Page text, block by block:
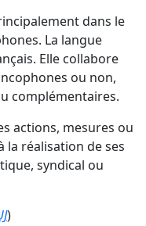
dans le
La langue
Elle collabore
ou non,
complémentaires.
actions, mesures ou
la réalisation de ses
syndical ou
)